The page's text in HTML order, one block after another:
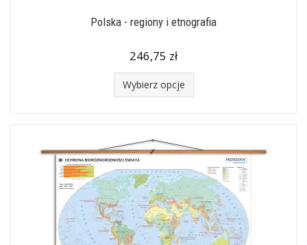
Polska - regiony i etnografia
246,75 zł
Wybierz opcje